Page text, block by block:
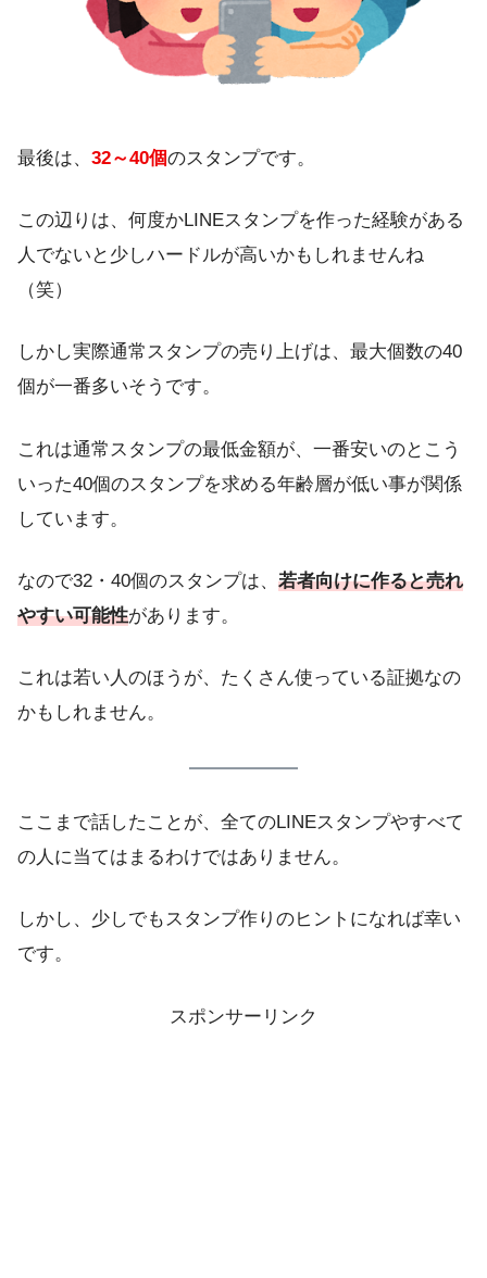
最後は、 32～40個のスタンプです。
この辺りは、何度かLINEスタンプを作った経験がある
人でないと少しハードルが高いかもしれませんね
（笑）
しかし実際通常スタンプの売り上げは、最大個数の40
個 が一番多いそうです。
これは通常スタンプの最低金額が、 一番安いのとこう
いった40個のスタンプを求める年齢層が低い事が関係
しています。
なので32・40個のスタンプは、 若者向けに作ると売れ
やすい可能性があります。
これは若い人のほうが、たくさん使っている証拠なの
かもしれません。
ここまで話したことが、全てのLINEスタンプやすべて
の人に当てはまるわけではありません。
しかし、少しでもスタンプ作りのヒントになれば幸い
です。
スポンサーリンク